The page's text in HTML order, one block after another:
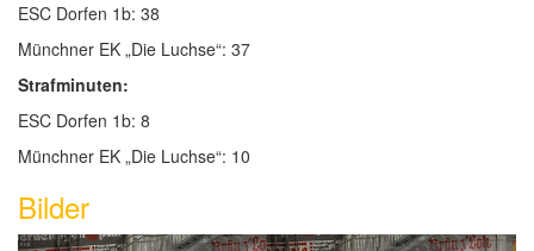
ESC Dorfen 1b: 38
Münchner EK „Die Luchse“: 37
Strafminuten:
ESC Dorfen 1b: 8
Münchner EK „Die Luchse“: 10
Bilder